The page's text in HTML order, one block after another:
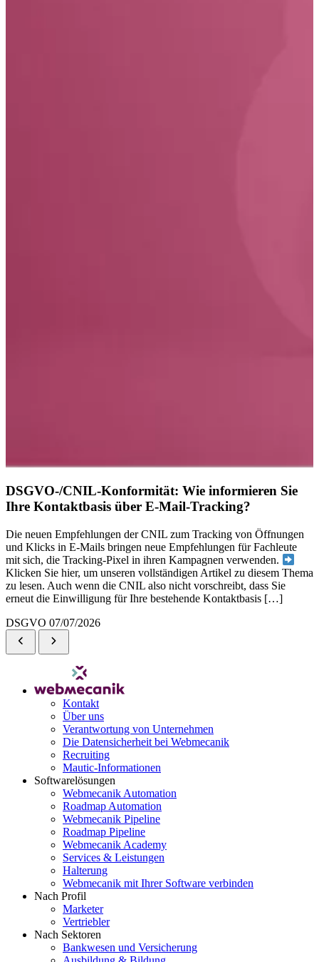
DSGVO-/CNIL-Konformität: Wie informieren Sie
Ihre Kontaktbasis über E-Mail-Tracking?
Die neuen Empfehlungen der CNIL zum Tracking von Öffnungen
und Klicks in E-Mails bringen neue Empfehlungen für Fachleute
mit sich, die Tracking-Pixel in ihren Kampagnen verwenden.
Klicken Sie hier, um unseren vollständigen Artikel zu diesem Thema
zu lesen. Auch wenn die CNIL also nicht vorschreibt, dass Sie
erneut die Einwilligung für Ihre bestehende Kontaktbasis […]
DSGVO 07/07/2026
Kontakt
Über uns
Verantwortung von Unternehmen
Die Datensicherheit bei Webmecanik
Recruiting
Mautic-Informationen
Softwarelösungen
Webmecanik Automation
Roadmap Automation
Webmecanik Pipeline
Roadmap Pipeline
Webmecanik Academy
Services & Leistungen
Halterung
Webmecanik mit Ihrer Software verbinden
Nach Profil
Marketer
Vertriebler
Nach Sektoren
Bankwesen und Versicherung